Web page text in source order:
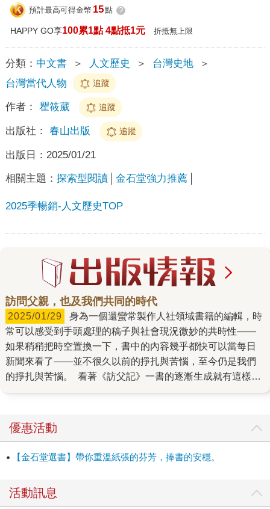
預計最高可得金幣 15點 ?
HAPPY GO享100累1點 4點抵1元 折抵無上限
分類： 中文書 ＞ 人文歷史 ＞ 台灣史地
＞
台灣當代人物
追蹤
作者： 瞿筱葳 追蹤
出版社： 春山出版 追蹤
出版日： 2025/01/21
相關主題： 探索型閱讀 金石堂強力推薦
2025季暢銷-人文歷史TOP
訪問父親，也及我們共同的時代
2025/01/29
常可以感受到手頭處理的稿子與社會現況微妙的共時性——
如果稍稍把時空置換一下，書中的內容幾乎都快可以當每日
新聞來看了——並不很久以前的掙扎與苦惱，至今仍是我們
的掙扎與苦惱。 看著《訪父記》一書的逐漸生成就有這樣的
熱愛新奇事物；他想知道究竟有沒有「個人現代性」這種東
西，也覺得人可以突破傳統，不用為門第或文化隔閡所牽
制。 在學問上兜轉，足夠努力也掌握機遇，瞿海源到美國念
改變制度與社會，才有機會促成個人的現代化。這樣的大轉
優惠活動
【金石堂選書】帶你重溫紙張的芬芳，捧書的安穩。
活動訊息